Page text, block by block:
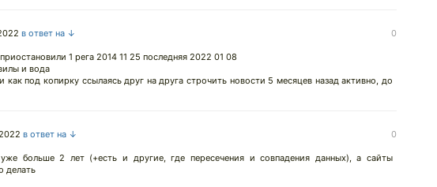
в ответ на ↓ 0
1 рега 2014 11 25 последняя 2022 01 08
и вода
под копирку ссылаясь друг на друга строчить новости 5 месяцев назад активно, до
в ответ на ↓ 0
больше 2 лет (+есть и другие, где пересечения и совпадения данных), а сайты
делать